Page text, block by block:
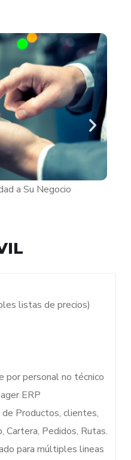
a Su Negocio
listas de precios)
personal no técnico
ERP
Productos, clientes,
Cartera, Pedidos, Rutas.
para múltiples lineas